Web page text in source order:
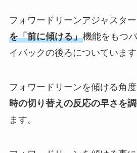
フォワードリーンアジャスター
を「前に傾ける」機能をもつ
イバックの後ろについています
フォワードリーンを傾ける角度
時の切り替えの反応の早さを
ます。